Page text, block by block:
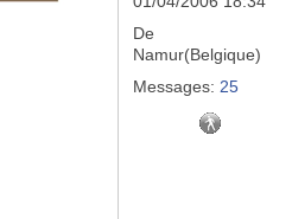
De
Namur(Belgique)
Messages: 25